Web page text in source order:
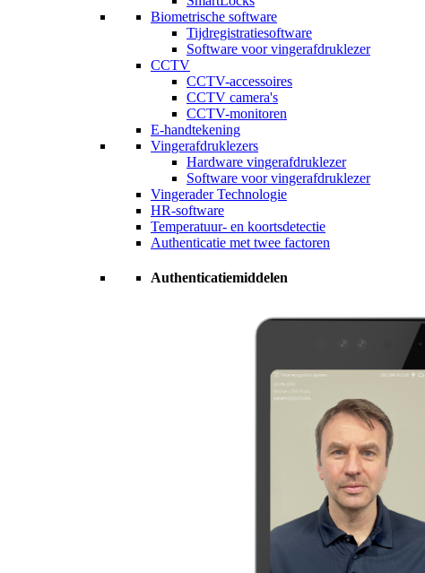
Biometrische software
Tijdregistratiesoftware
Software voor vingerafdruklezer
CCTV
CCTV-accessoires
CCTV camera's
CCTV-monitoren
E-handtekening
Vingerafdruklezers
Hardware vingerafdruklezer
Software voor vingerafdruklezer
Vingerader Technologie
HR-software
Temperatuur- en koortsdetectie
Authenticatie met twee factoren
Authenticatiemiddelen